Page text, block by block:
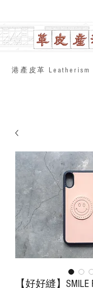
​港產皮革 Leatherism
【好好縫】SMILE